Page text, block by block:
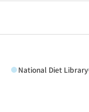
National Diet Library